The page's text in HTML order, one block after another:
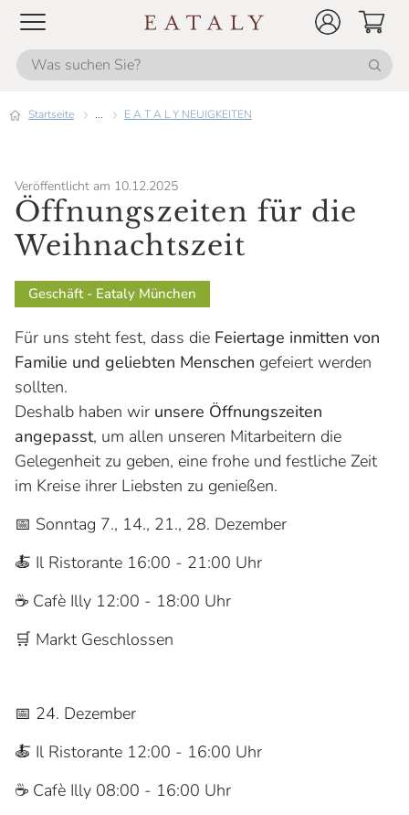
Startseite ... E A T A L Y NEUIGKEITEN
Veröffentlicht am 10.12.2025
Öffnungszeiten für die
Weihnachtszeit
Geschäft - Eataly München
Für uns steht fest, dass die Feiertage inmitten von
Familie und geliebten Menschen gefeiert werden
sollten.
Deshalb haben wir unsere Öffnungszeiten
angepasst, um allen unseren Mitarbeitern die
Gelegenheit zu geben, eine frohe und festliche Zeit
im Kreise ihrer Liebsten zu genießen.
📅 Sonntag 7., 14., 21., 28. Dezember
🍝 Il Ristorante 16:00 - 21:00 Uhr
☕ Cafè Illy 12:00 - 18:00 Uhr
🛒 Markt Geschlossen
📅 24. Dezember
🍝 Il Ristorante 12:00 - 16:00 Uhr
☕ Cafè Illy 08:00 - 16:00 Uhr